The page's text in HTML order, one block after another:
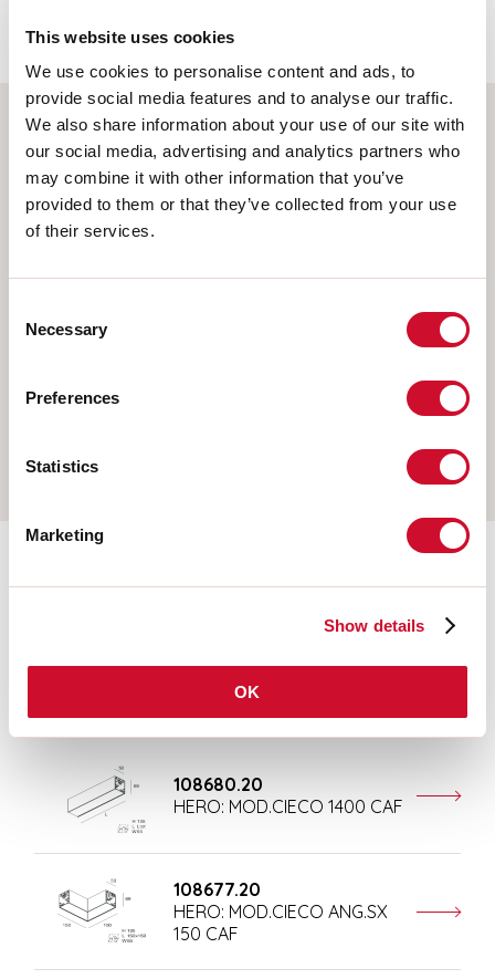
This website uses cookies
We use cookies to personalise content and ads, to
provide social media features and to analyse our traffic.
We also share information about your use of our site with
our social media, advertising and analytics partners who
may combine it with other information that you’ve
provided to them or that they’ve collected from your use
of their services.
Selection
Necessary
Preferences
Statistics
Marketing
Show details
OK
Selecteer uw product
RAIL
Aanvullende accessoires
108676.20
HERO: MOD.CIECO 250 CAF
108680.20
HERO: MOD.CIECO 1400 CAF
108677.20
HERO: MOD.CIECO ANG.SX
150 CAF